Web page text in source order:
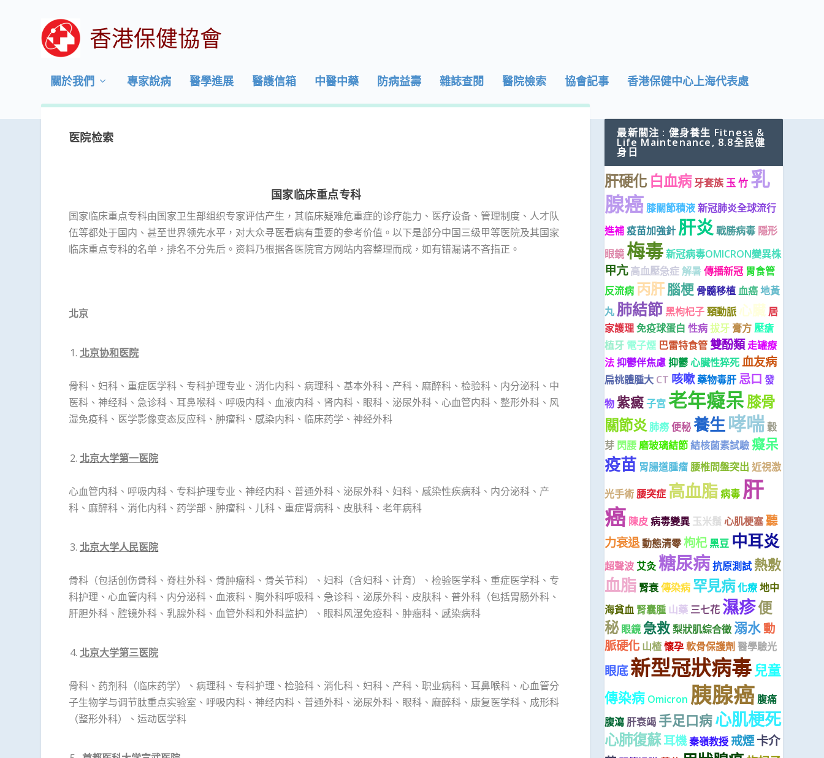
香港保健協會
關於我們 專家說病 醫學進展 醫護信箱 中醫中藥 防病益壽 雜誌查閱 醫院檢索 協會記事 香港保健中心上海代表處
医院检索
国家临床重点专科
国家临床重点专科由国家卫生部组织专家评估产生，其临床疑难危重症的诊疗能力、医疗设备、管理制度、人才队
伍等都处于国内、甚至世界领先水平，对大众寻医看病有重要的参考价值。以下是部分中国三级甲等医院及其国家
临床重点专科的名单，排名不分先后。资料乃根据各医院官方网站内容整理而成，如有错漏请不吝指正。
北京
北京协和医院
骨科、 妇科、 重症医学科、 专科护理专业 、 消化内科、 病理科、 基本外科、 产科、 麻醉科、 检验科、内分泌科、 中
医科、 神经科、 急诊科、 耳鼻喉科、 呼吸内科、 血液内科、 肾内科、 眼科、 泌尿外科、 心血管内科、 整形外科、 风
湿免疫科、医学影像变态反应科、肿瘤科、 感染内科、临床药学、 神经外科
北京大学第一医院
心血管内科、呼吸内科、专科护理专业、神经内科、普通外科、泌尿外科、妇科、感染性疾病科、内分泌科、产
科、麻醉科、消化内科、药学部、肿瘤科、儿科、重症肾病科、皮肤科、老年病科
北京大学人民医院
骨科（包括创伤骨科、脊柱外科、骨肿瘤科、骨关节科）、妇科（含妇科、计育）、检验医学科、重症医学科、专
科护理、心血管内科、内分泌科、血液科、胸外科呼吸科、急诊科、泌尿外科、皮肤科、普外科（包括胃肠外科、
肝胆外科、腔镜外科、乳腺外科、血管外科和外科监护）、眼科风湿免疫科、肿瘤科、感染病科
北京大学第三医院
骨科、药剂科（临床药学）、病理科、专科护理、检验科、消化科、妇科、产科、职业病科、耳鼻喉科、心血管分
子生物学与调节肽重点实验室、呼吸内科、神经内科、普通外科、泌尿外科、眼科、麻醉科、康复医学科、成形科
（整形外科）、运动医学科
最新關注 : 健身養生 Fitness &
Life Maintenance, 8.8全民健
身日
肝硬化 白血病牙套族玉 竹 乳
腺癌 膝關節積液新冠肺炎全球流行
進補疫苗加強針 肝炎戰勝病毒 隱形
眼鏡 梅毒新冠病毒OMICRON變異株
甲亢 高血壓急症解暑傳播新冠 胃食管
反流病 丙肝腦梗 骨髓移植血癌地黃
丸 肺結節 黑枸杞子頸動脈 心臟 居
家護理免疫球蛋白 性病拔牙 膏方壓瘡
植牙 電子煙 巴雷特食管雙酚類 走罐療
法抑鬱伴焦慮抑鬱心臟性猝死血友病
扁桃體腫大 CT 咳嗽 藥物毒肝 忌口 發
物 紫癜子宮老年癡呆膝骨
關節炎肺癆便秘養生哮喘 穀
芽 閃腰磨玻璃結節結核菌素試驗癡呆
疫苗 胃腸道腫瘤 腰椎間盤突出 近視激
光手術 腰突症 高血脂病毒 肝
癌 陳皮病毒變異 玉米鬚心肌梗塞聽
力衰退動態清零枸杞黑豆 中耳炎
超聲波 艾灸 糖尿病抗原測試熱敷
血脂 腎衰傳染病 罕見病化療地中
海貧血 腎囊腫 山藥 三七花 濕疹便
秘 眼鏡急救梨狀肌綜合徵溺水動
脈硬化 山楂懷孕軟骨保護劑 醫學驗光
眼底新型冠狀病毒 兒童
傳染病 Omicron 胰腺癌 腹痛
腹瀉 肝衰竭 手足口病心肌梗死
心肺復蘇耳機秦嶺教授 戒煙卡介